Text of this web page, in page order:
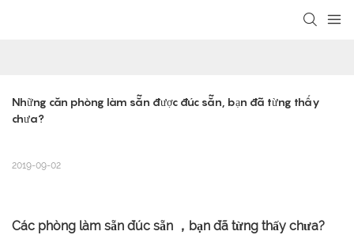
Những căn phòng làm sẵn được đúc sẵn, bạn đã từng thấy
chưa?
2019-09-02
Các phòng làm sẵn đúc sẵn ，bạn đã từng thấy chưa?